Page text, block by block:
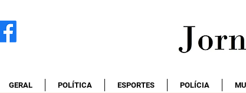
GERAL POLÍTICA ESPORTES POLÍCIA